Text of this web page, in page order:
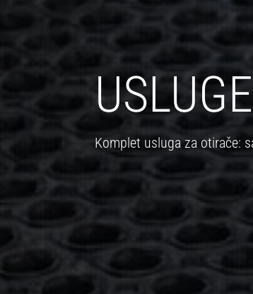
Komplet usluga za otirače: